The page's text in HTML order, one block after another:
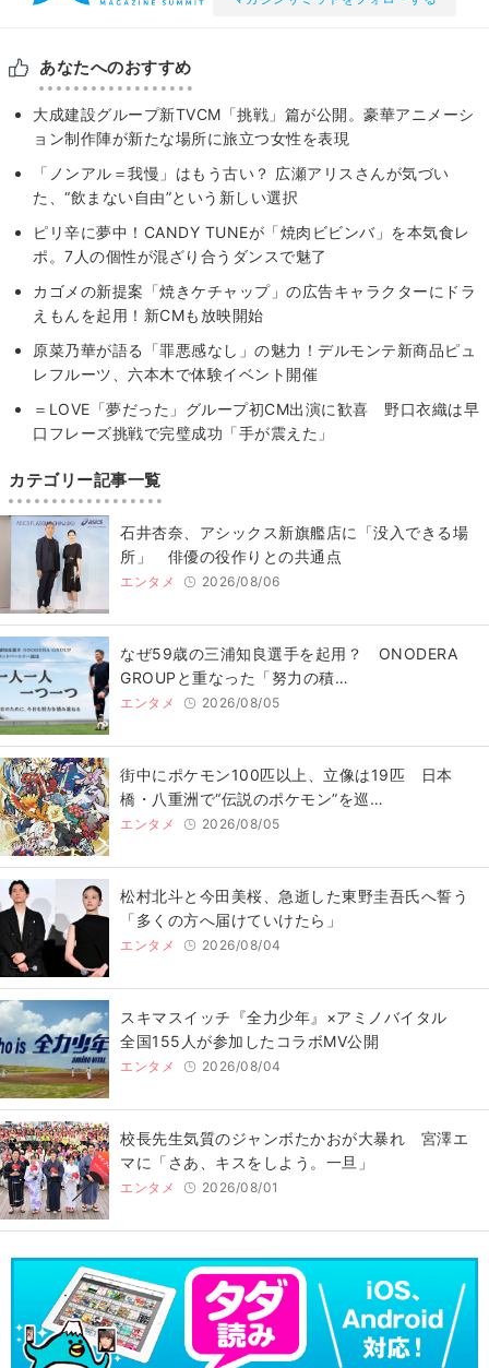
あなたへのおすすめ
大成建設グループ新TVCM「挑戦」篇が公開。豪華アニメーシ
ョン制作陣が新たな場所に旅立つ女性を表現
「ノンアル＝我慢」はもう古い？ 広瀬アリスさんが気づい
た、“飲まない自由”という新しい選択
ピリ辛に夢中！CANDY TUNEが「焼肉ビビンバ」を本気食レ
ポ。7人の個性が混ざり合うダンスで魅了
カゴメの新提案「焼きケチャップ」の広告キャラクターにドラ
えもんを起用！新CMも放映開始
原菜乃華が語る「罪悪感なし」の魅力！デルモンテ新商品ピュ
レフルーツ、六本木で体験イベント開催
＝LOVE「夢だった」グループ初CM出演に歓喜 野口衣織は早
口フレーズ挑戦で完璧成功「手が震えた」
カテゴリー記事一覧
石井杏奈、アシックス新旗艦店に「没入できる場
所」 俳優の役作りとの共通点
エンタメ 2026/08/06
なぜ59歳の三浦知良選手を起用？ ONODERA
GROUPと重なった「努力の積…
エンタメ 2026/08/05
街中にポケモン100匹以上、立像は19匹 日本
橋・八重洲で“伝説のポケモン”を巡…
エンタメ 2026/08/05
松村北斗と今田美桜、急逝した東野圭吾氏へ誓う
「多くの方へ届けていけたら」
エンタメ 2026/08/04
スキマスイッチ『全力少年』×アミノバイタル
全国155人が参加したコラボMV公開
エンタメ 2026/08/04
校長先生気質のジャンボたかおが大暴れ 宮澤エ
マに「さあ、キスをしよう。一旦」
エンタメ 2026/08/01